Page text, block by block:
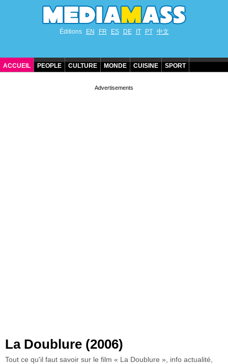
Éditions EN FR ES DE IT PT 中文
ACCUEIL PEOPLE CULTURE MONDE CUISINE SPORT
La Doublure (2006)
Tout ce qu'il faut savoir sur le film « La Doublure », info actualité,